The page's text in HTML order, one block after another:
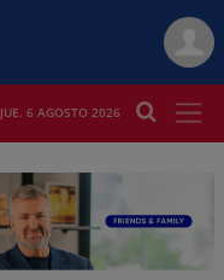
JUE. 6 AGOSTO 2026